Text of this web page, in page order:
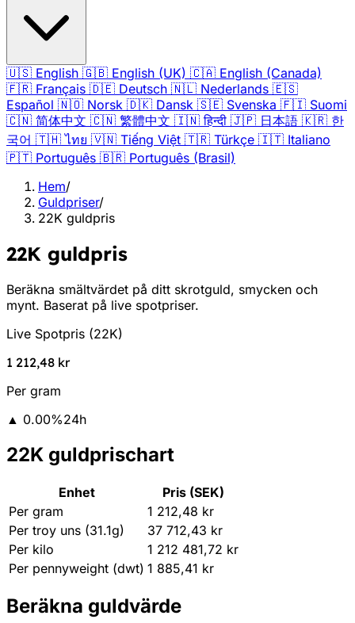
🇺🇸 English 🇬🇧 English (UK) 🇨🇦 English (Canada)
🇫🇷 Français 🇩🇪 Deutsch 🇳🇱 Nederlands 🇪🇸
Español 🇳🇴 Norsk 🇩🇰 Dansk 🇸🇪 Svenska 🇫🇮 Suomi
🇨🇳 简体中文 🇨🇳 繁體中文 🇮🇳 हिन्दी 🇯🇵 日本語 🇰🇷 한
국어 🇹🇭 ไทย 🇻🇳 Tiếng Việt 🇹🇷 Türkçe 🇮🇹 Italiano
🇵🇹 Português 🇧🇷 Português (Brasil)
Hem/
Guldpriser/
22K guldpris
22K guldpris
Beräkna smältvärdet på ditt skrotguld, smycken och
mynt. Baserat på live spotpriser.
Live Spotpris (22K)
1 212,48 kr
Per gram
▲ 0.00%24h
22K guldprischart
Enhet
Pris (SEK)
Per gram
1 212,48 kr
Per troy uns (31.1g)
37 712,43 kr
Per kilo
1 212 481,72 kr
Per pennyweight (dwt) 1 885,41 kr
Beräkna guldvärde